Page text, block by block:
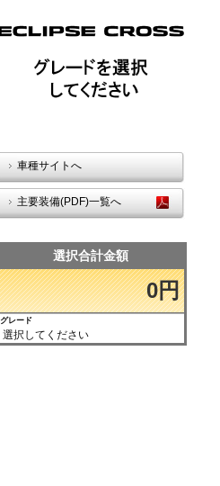
車種サイトへ
主要装備(PDF)一覧へ
選択合計金額
0円
グレード
選択してください